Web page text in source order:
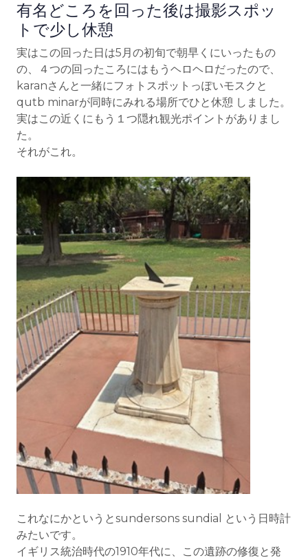
有名どころを回った後は撮影スポッ
トで少し休憩
実はこの回った日は5月の初旬で朝早くにいったもの
の、４つの回ったころにはもうヘロヘロだったので、
karanさんと一緒にフォトスポットっぽいモスクと
qutb minarが同時にみれる場所でひと休憩 しました。
実はこの近くにもう１つ隠れ観光ポイントがありまし
た。
それがこれ。
これなにかというとsundersons sundial という日時計
みたいです。
イギリス統治時代の1910年代に、この遺跡の修復と発